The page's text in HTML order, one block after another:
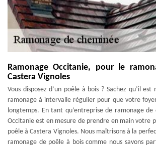
Ramonage Occitanie, pour le
Castera Vignoles
Vous disposez d’un poêle à bois ? Sachez qu’il
ramonage à intervalle régulier pour que votre
longtemps. En tant qu’entreprise de ramonage de
Occitanie est en mesure de prendre en main votre
poêle à Castera Vignoles. Nous maîtrisons à la
ramonage de poêle à bois comme nous savons